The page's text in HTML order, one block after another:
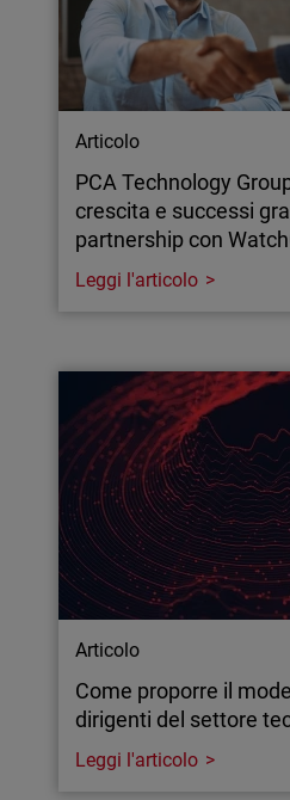
Articolo
PCA Technology
crescita e successi
partnership con
Leggi l'articolo
Articolo
Come proporre il
dirigenti del settore
Leggi l'articolo